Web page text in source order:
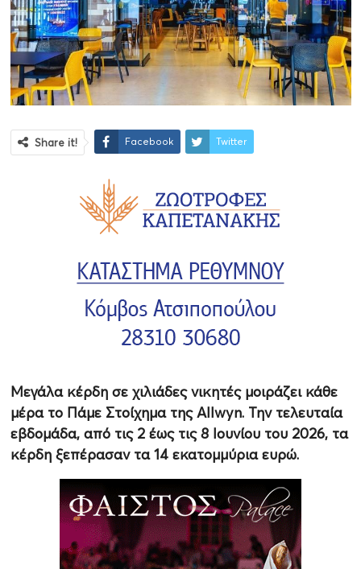
Share it! Facebook Twitter
Μεγάλα κέρδη σε χιλιάδες νικητές μοιράζει κάθε
μέρα το Πάμε Στοίχημα της Αllwyn. Την τελευταία
εβδομάδα, από τις 2 έως τις 8 Ιουνίου του 2026, τα
κέρδη ξεπέρασαν τα 14 εκατομμύρια ευρώ.